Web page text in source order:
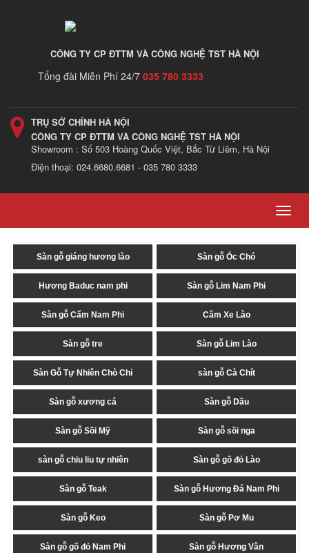
CÔNG TY CP ĐTTM VÀ CÔNG NGHỆ TST HÀ NỘI
Tổng đài Miễn Phí 24/7 035 780 3333
TRỤ SỞ CHÍNH HÀ NỘI
CÔNG TY CP ĐTTM VÀ CÔNG NGHỆ TST HÀ NỘI
Showroom : Số 503 Hoàng Quốc Việt, Bắc Từ Liêm, Hà Nội
Điện thoại: 024.6680.6681 - 035 780 3333
Sàn gỗ giáng hương lào Sàn gỗ Óc Chó
Hương Baduc nam phi Sàn gỗ Lim Nam Phi
Sàn gỗ Cẩm Nam Phi Căm Xe Lào
Sàn gỗ tre Sàn gỗ Lim Lào
Sàn Gỗ Tự Nhiên Chò Chỉ sàn gỗ Cà Chít
Sàn gỗ xương cá Sàn gỗ Dầu
Sàn gỗ Sồi Mỹ Sàn gỗ sồi nga
sàn gỗ chiu liu tự nhiên Sàn gỗ gõ đỏ Lào
Sàn gỗ Teak Sàn gỗ Hương Đá Nam Phi
Sàn gỗ Keo Sàn gỗ Pơ Mu
Sàn gỗ gõ đỏ Nam Phi Sàn gỗ Hương Vân